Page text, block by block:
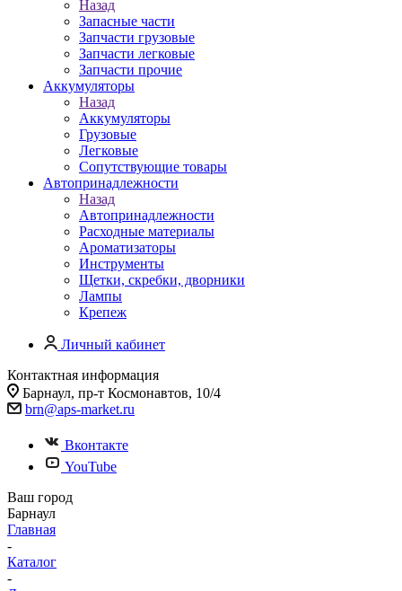
Назад
Запасные части
Запчасти грузовые
Запчасти легковые
Запчасти прочие
Аккумуляторы
Назад
Аккумуляторы
Грузовые
Легковые
Сопутствующие товары
Автопринадлежности
Назад
Автопринадлежности
Расходные материалы
Ароматизаторы
Инструменты
Щетки, скребки, дворники
Лампы
Крепеж
Личный кабинет
Контактная информация
Барнаул, пр-т Космонавтов, 10/4
brn@aps-market.ru
Вконтакте
YouTube
Ваш город
Барнаул
Главная
-
Каталог
-